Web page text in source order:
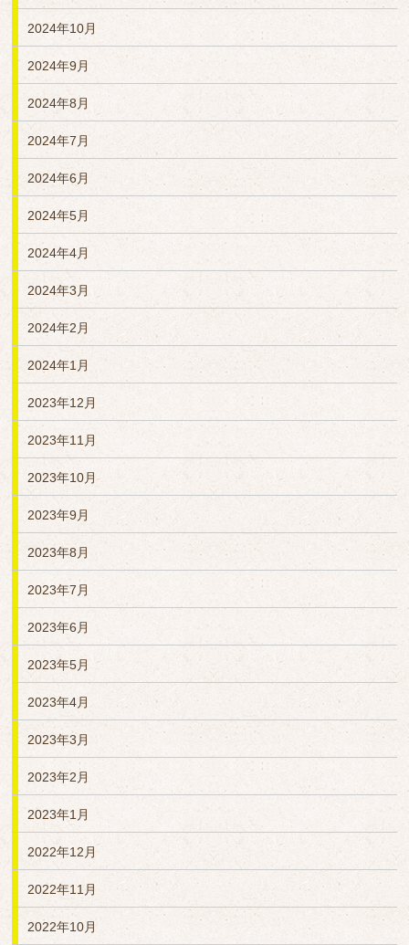
2024年10月
2024年9月
2024年8月
2024年7月
2024年6月
2024年5月
2024年4月
2024年3月
2024年2月
2024年1月
2023年12月
2023年11月
2023年10月
2023年9月
2023年8月
2023年7月
2023年6月
2023年5月
2023年4月
2023年3月
2023年2月
2023年1月
2022年12月
2022年11月
2022年10月